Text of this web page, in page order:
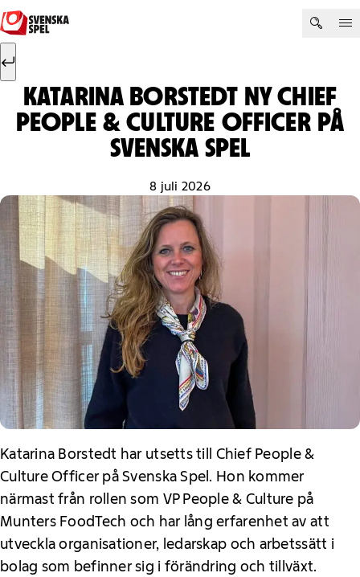
Hoppa till innehåll
Sök efter:
KATARINA BORSTEDT NY CHIEF
PEOPLE & CULTURE OFFICER PÅ
SVENSKA SPEL
8 juli 2026
Katarina Borstedt har utsetts till Chief People &
Culture Officer på Svenska Spel. Hon kommer
närmast från rollen som VP People & Culture på
Munters FoodTech och har lång erfarenhet av att
utveckla organisationer, ledarskap och arbetssätt i
bolag som befinner sig i förändring och tillväxt.